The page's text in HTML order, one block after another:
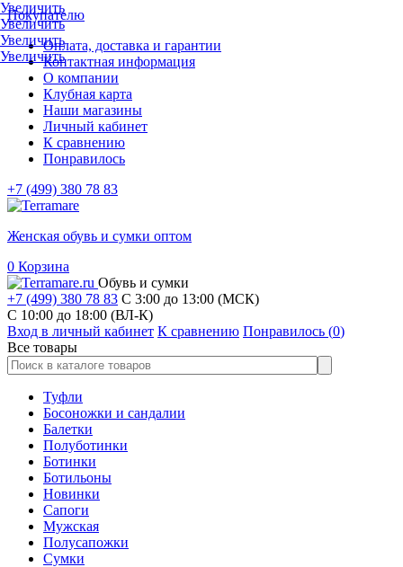
Покупателю
Оплата, доставка и гарантии
Контактная информация
О компании
Клубная карта
Наши магазины
Личный кабинет
К сравнению
Понравилось
+7 (499) 380 78 83
Женская обувь и сумки оптом
0 Корзина
Обувь и сумки
+7 (499) 380 78 83 С 3:00 до 13:00 (МСК)
C 10:00 до 18:00 (ВЛ-К)
Вход в личный кабинет К сравнению Понравилось (0)
Все товары
Туфли
Босоножки и сандалии
Балетки
Полуботинки
Ботинки
Ботильоны
Новинки
Сапоги
Мужская
Полусапожки
Сумки
Увеличить
Увеличить
Увеличить
Увеличить